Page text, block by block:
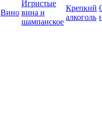
Вино
Игристые
вина и
шампанское
Крепкий
алкоголь